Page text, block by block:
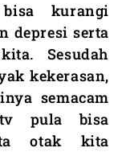
kurangi
depresi serta
Sesudah
kekerasan,
semacam
pula bisa
otak kita